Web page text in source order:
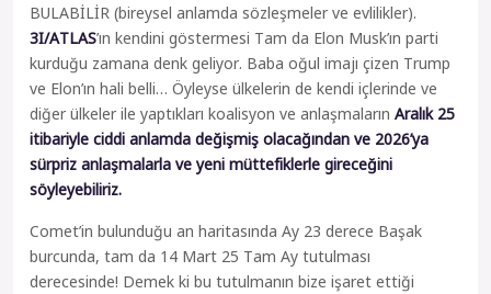
BULABİLİR (bireysel anlamda sözleşmeler ve evlilikler).
3I/ATLAS’ın kendini göstermesi Tam da Elon Musk’ın parti
kurduğu zamana denk geliyor. Baba oğul imajı çizen Trump
ve Elon’ın hali belli… Öyleyse ülkelerin de kendi içlerinde ve
diğer ülkeler ile yaptıkları koalisyon ve anlaşmaların Aralık 25
itibariyle ciddi anlamda değişmiş olacağından ve 2026’ya
sürpriz anlaşmalarla ve yeni müttefiklerle gireceğini
söyleyebiliriz.
Comet’in bulunduğu an haritasında Ay 23 derece Başak
burcunda, tam da 14 Mart 25 Tam Ay tutulması
derecesinde! Demek ki bu tutulmanın bize işaret ettiği